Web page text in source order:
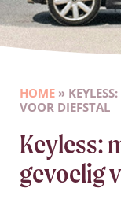
HOME »
VOOR DIEFSTAL
Keyless:
gevoelig